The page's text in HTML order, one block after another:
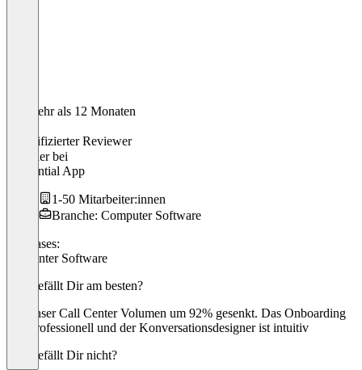
Vor mehr als 12 Monaten
Verifizierter Reviewer
Gründerbei
Tangential App
1-50 Mitarbeiter:innen
Branche: Computer Software
Use cases:
Callcenter Software
Was gefällt Dir am besten?
Hat unser Call Center Volumen um 92% gesenkt. Das Onboarding
war professionell und der Konversationsdesigner ist intuitiv
Was gefällt Dir nicht?